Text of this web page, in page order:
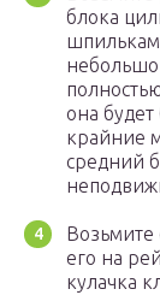
блока
шпилькам
она будет
крайние
средний
Возьмите
его на
кулачка